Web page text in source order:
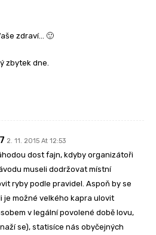
zdraví… 🙂
zbytek dne.
2. 11. 2015 At 12:53
dost fajn, kdyby organizátoři
museli dodržovat místní
ryby podle pravidel. Aspoň by se
je možné velkého kapra ulovit
v legální povolené době lovu,
se), statisíce nás obyčejných